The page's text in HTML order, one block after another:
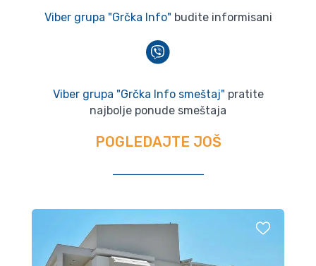
Viber grupa "Grčka Info" budite informisani
Viber grupa "Grčka Info smeštaj" pratite
najbolje ponude smeštaja
POGLEDAJTE JOŠ